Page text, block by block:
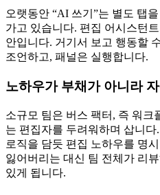
오랫동안 “AI 쓰기”는 별도 탭
가고 있습니다. 편집 어시스턴
안입니다. 거기서 보고 행동할
조언하고, 패널은 실행합니다.
노하우가 부채가 아니라
소규모 팀은 버스 팩터, 즉 워크
는 편집자를 두려워하며 삽니
로직을 담듯 편집 노하우를 명
잃어버리는 대신 팀 전체가 리
있게 됩니다.